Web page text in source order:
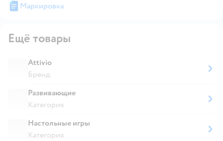
Маркировка
Ещё товары
Attivio
Бренд
Развивающие
Категория
Настольные игры
Категория